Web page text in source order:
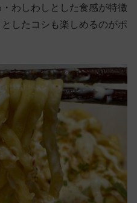
わしわしとした食感が特徴
したコシも楽しめるのがポ